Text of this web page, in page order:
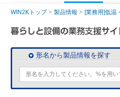
WIN2Kトップ 製品情報 [業務用]低温
形名から製品情報を探す